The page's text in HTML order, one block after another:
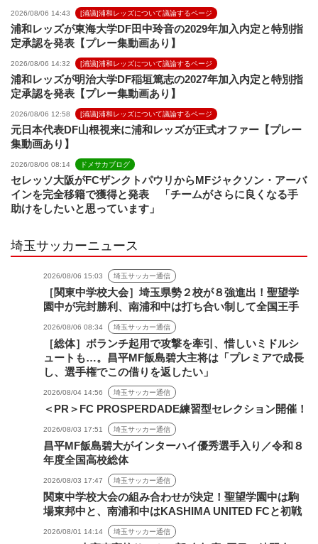
2026/08/06 14:43 [浦議]浦和レッズについて議論するページ
浦和レッズが東海大学DF田中玲音の2029年加入内定と特別指
定承認を発表【プレー集動画あり】
2026/08/06 14:32 [浦議]浦和レッズについて議論するページ
浦和レッズが明治大学DF稲垣篤志の2027年加入内定と特別指
定承認を発表【プレー集動画あり】
2026/08/06 12:58 [浦議]浦和レッズについて議論するページ
元日本代表DF山根視来に浦和レッズが正式オファー【プレー
集動画あり】
2026/08/06 08:14 ドメサカブログ
セレッソ大阪がFCザンクトパウリからMFジャクソン・アーバ
インを完全移籍で獲得と発表 「チームがさらに良くなる手
助けをしたいと思っています」
埼玉サッカーニュース
2026/08/06 15:03 埼玉サッカー通信
［関東中学校大会］埼玉県勢２校が８強進出！聖望学
園中が完封勝利、南浦和中は打ち合い制して全国王手
2026/08/06 08:34 埼玉サッカー通信
［総体］ボランチ起用で攻撃を牽引、惜しいミドルシ
ュートも…。昌平MF飯島碧大主将は「プレミアで成長
し、選手権でこの借りを返したい」
2026/08/04 14:56 埼玉サッカー通信
＜PR＞FC PROSPERDADE練習型セレクション開催！
2026/08/03 17:51 埼玉サッカー通信
昌平MF飯島碧大がインターハイ優秀選手入り／令和８
年度全国高校総体
2026/08/03 17:47 埼玉サッカー通信
関東中学校大会の組み合わせが決定！聖望学園中は駒
場東邦中と、南浦和中はKASHIMA UNITED FCと初戦
2026/08/01 14:14 埼玉サッカー通信